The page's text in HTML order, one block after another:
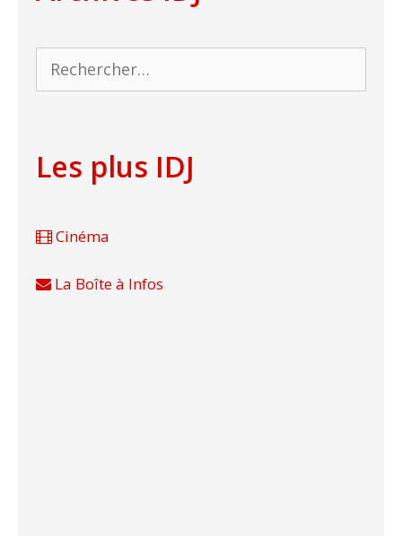
Rechercher :
Les plus IDJ
Cinéma
La Boîte à Infos